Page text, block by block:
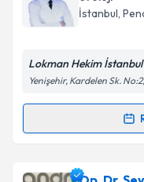
takvim
Kişisel
Metni'ni
İstanbul,
Lokman Hekim
Yenişehir, Kardelen Sk.
Randevu
Doç. Dr. Orhan